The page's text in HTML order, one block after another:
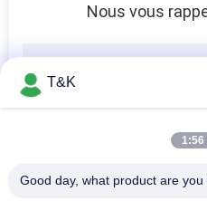
Étiquettes brodées
Étiquettes d'oscillation de
Nous vous
T&K
1:56
Good day, what product are